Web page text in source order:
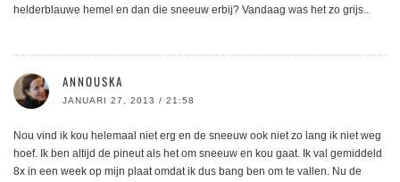
helderblauwe hemel en dan die sneeuw erbij? Vandaag was het zo grijs..
ANNOUSKA
JANUARI 27, 2013 / 21:58
Nou vind ik kou helemaal niet erg en de sneeuw ook niet zo lang ik niet weg
hoef. Ik ben altijd de pineut als het om sneeuw en kou gaat. Ik val gemiddeld
8x in een week op mijn plaat omdat ik dus bang ben om te vallen. Nu de